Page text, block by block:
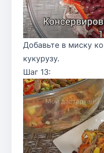
Добавьте в миску
кукурузу.
Шаг 13: